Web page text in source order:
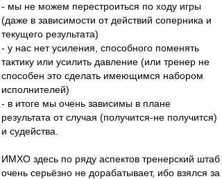
- мы не можем перестроиться по ходу игры
(даже в зависимости от действий соперника и
текущего результата)
- у нас нет усиления, способного поменять
тактику или усилить давление (или тренер не
способен это сделать имеющимся набором
исполнителей)
- в итоге мы очень зависимы в плане
результата от случая (получится-не получится)
и судейства.
ИМХО здесь по ряду аспектов тренерский штаб
очень серьёзно не дорабатывает, ибо взялся за